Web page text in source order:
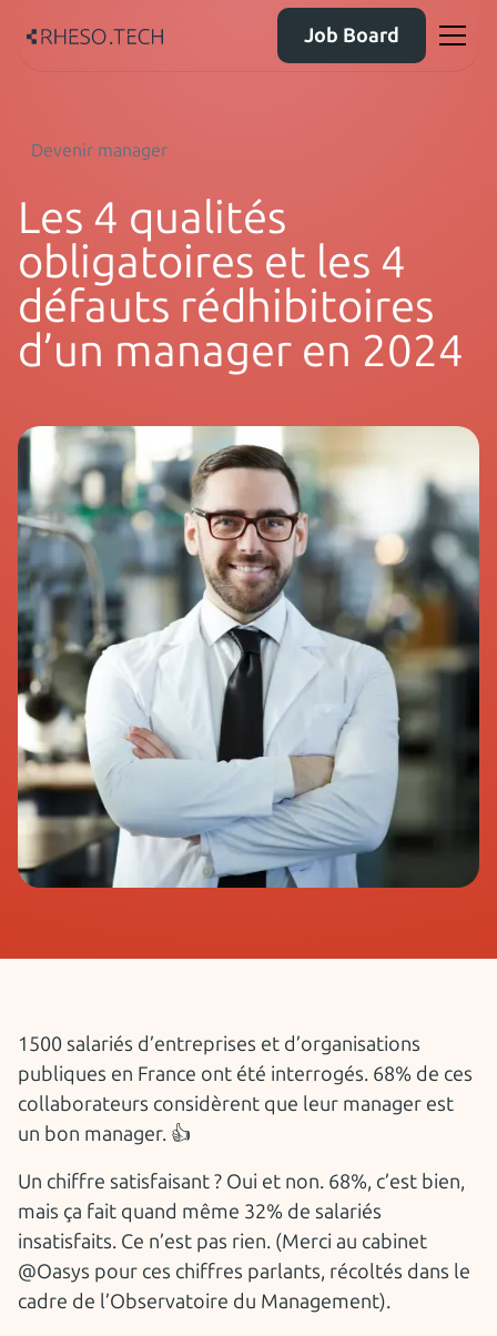
Job Board
Devenir manager
Les 4 qualités
obligatoires et les 4
défauts rédhibitoires
d’un manager en 2024
1500 salariés d’entreprises et d’organisations
publiques en France ont été interrogés. 68% de ces
collaborateurs considèrent que leur manager est
un bon manager. 👍
Un chiffre satisfaisant ? Oui et non. 68%, c’est bien,
mais ça fait quand même 32% de salariés
insatisfaits. Ce n’est pas rien. (Merci au cabinet
@Oasys pour ces chiffres parlants, récoltés dans le
cadre de l’Observatoire du Management).